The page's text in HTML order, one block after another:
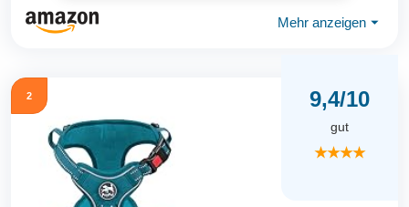
Mehr anzeigen ⏷
2 9,4/10
gut
★★★★